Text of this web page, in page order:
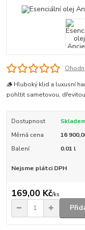
🪵 Hluboký klid a luxusní
pohltit sametovou, dřevitou
Dostupnost
Měrná cena
16
Balení
0.01 l
Nejsme plátci DPH
169,00 Kč/ks